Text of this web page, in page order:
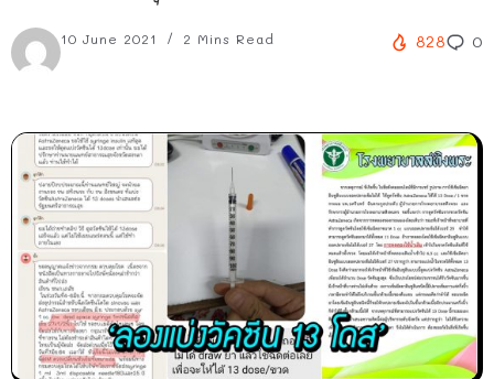
10 June 2021 2 Mins Read 828 0